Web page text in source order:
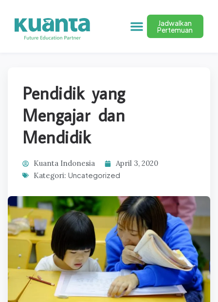
Jadwalkan
Pertemuan
Pendidik yang
Mengajar dan
Mendidik
Kuanta Indonesia
April 3, 2020
Kategori: Uncategorized